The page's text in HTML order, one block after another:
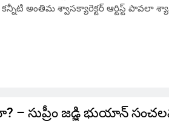
అంతిమ శ్వాసక్యారెక్టర్ ఆర్టిస్ట్ పావలా
– సుప్రీం జడ్జి భుయాన్